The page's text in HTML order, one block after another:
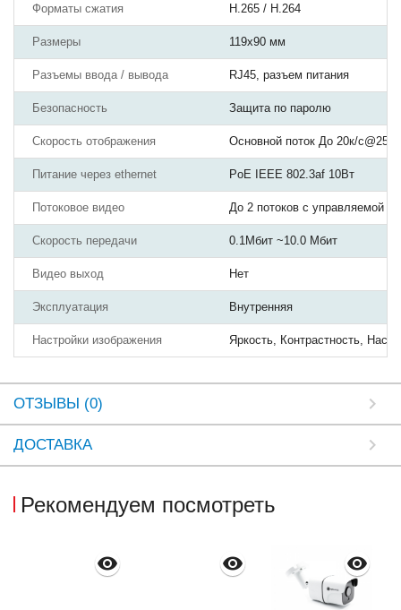
Форматы сжатия H.265 / H.264
Размеры 119х90 мм
Разъемы ввода / вывода RJ45, разъем питания
Безопасность Защита по паролю
Скорость отображения Основной поток До 20к/
Питание через ethernet PoE IEEE 802.3af 10Вт
Потоковое видео До 2 потоков с управляемой
Скорость передачи 0.1Мбит ~10.0 Мбит
Видео выход Нет
Эксплуатация Внутренняя
Настройки изображения Яркость, Контрастность,
ОТЗЫВЫ (0)
ДОСТАВКА
Рекомендуем посмотреть